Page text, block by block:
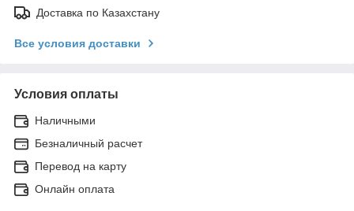
Доставка по Казахстану
Все условия доставки
Условия оплаты
Наличными
Безналичный расчет
Перевод на карту
Онлайн оплата